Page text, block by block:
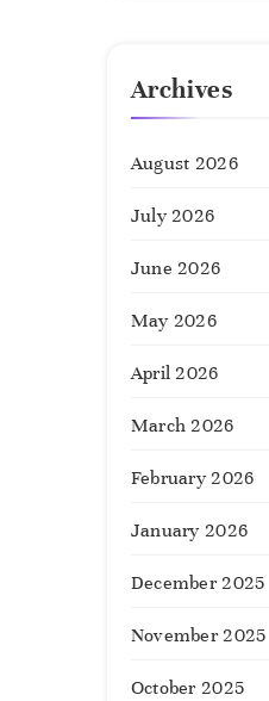
Archives
August 2026
July 2026
June 2026
May 2026
April 2026
March 2026
February 2026
January 2026
December 2025
November 2025
October 2025